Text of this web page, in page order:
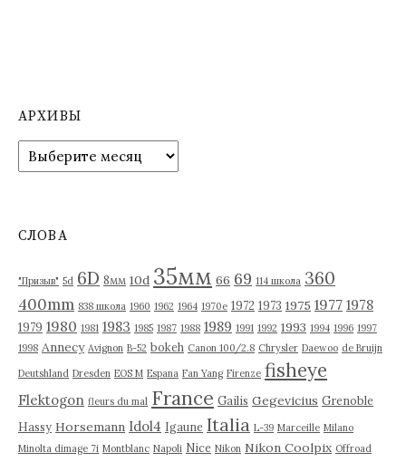
АРХИВЫ
р
в
СЛОВА
"Призыв" 5d 6D 8мм 10d 35мм 66 69 114 школа 360
400mm 838 школа 1960 1962 1964 1970е 1972 1973 1975 1977 1978
1979 1980 1981 1983 1985 1987 1988 1989 1991 1992 1993 1994 1996 1997
1998 Annecy Avignon B-52 bokeh Canon 100/2.8 Chrysler Daewoo de Bruijn
Deutshland Dresden EOS M Espana Fan Yang Firenze fisheye
Flektogon fleurs du mal France Gailis Gegevicius Grenoble
Hassy Horsemann Idol4 Igaune Italia L-39 Marceille Milano
Minolta dimage 7i Montblanc Napoli Nice Nikon Nikon Coolpix Offroad